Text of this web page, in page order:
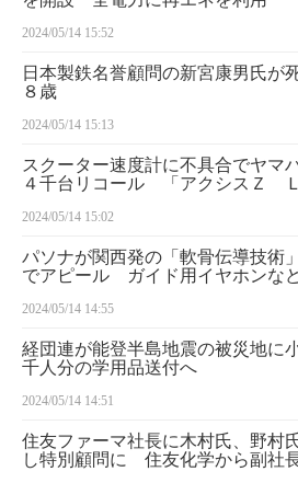
2024/05/14 15:52
日本製鉄名誉顧問の新宮康男氏が
８歳
2024/05/14 15:13
スクーター速度計に不具合でヤマ
４千台リコール 「アクシスＺ
2024/05/14 15:02
パソナが関西発の「軟骨伝導技術
でアピール ガイド用イヤホンな
2024/05/14 14:55
経団連が能登半島地震の被災地に
千人分の学用品送付へ
2024/05/14 14:51
住友ファーマ社長に木村氏、野村
し特別顧問に 住友化学から副社